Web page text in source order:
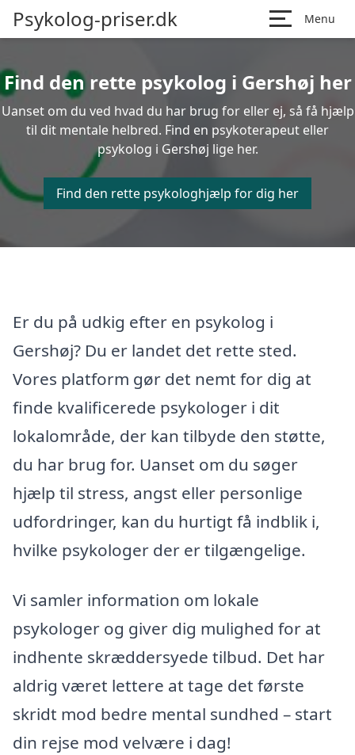
Psykolog-priser.dk Menu
Find den rette psykolog i Gershøj her
Uanset om du ved hvad du har brug for eller ej, så få hjælp
til dit mentale helbred. Find en psykoterapeut eller
psykolog i Gershøj lige her.
Find den rette psykologhjælp for dig her
Er du på udkig efter en psykolog i
Gershøj? Du er landet det rette sted.
Vores platform gør det nemt for dig at
finde kvalificerede psykologer i dit
lokalområde, der kan tilbyde den støtte,
du har brug for. Uanset om du søger
hjælp til stress, angst eller personlige
udfordringer, kan du hurtigt få indblik i,
hvilke psykologer der er tilgængelige.
Vi samler information om lokale
psykologer og giver dig mulighed for at
indhente skræddersyede tilbud. Det har
aldrig været lettere at tage det første
skridt mod bedre mental sundhed – start
din rejse mod velvære i dag!